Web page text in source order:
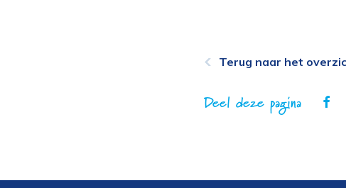
Terug naar het
Deel deze pagina